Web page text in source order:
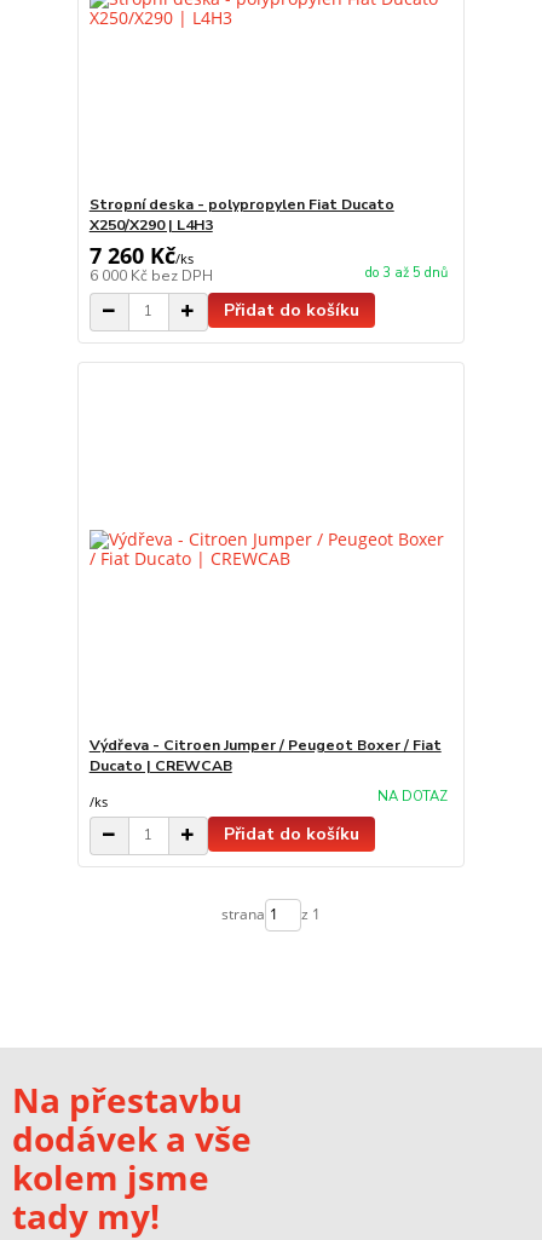
Stropní deska - polypropylen Fiat Ducato
X250/X290 | L4H3
7 260 Kč/ks
6 000 Kč bez DPH do 3 až 5 dnů
Přidat do košíku
Výdřeva - Citroen Jumper / Peugeot Boxer / Fiat
Ducato | CREWCAB
/ks NA DOTAZ
Přidat do košíku
strana z 1
Na přestavbu
dodávek a vše
kolem jsme
tady my!